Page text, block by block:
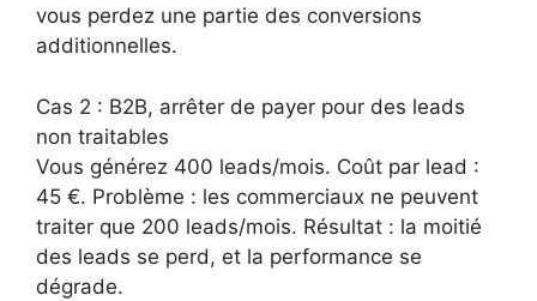
vous perdez une partie des conversions
additionnelles.
Cas 2 : B2B, arrêter de payer pour des leads
non traitables
Vous générez 400 leads/mois. Coût par lead :
45 €. Problème : les commerciaux ne peuvent
traiter que 200 leads/mois. Résultat : la moitié
des leads se perd, et la performance se
dégrade.